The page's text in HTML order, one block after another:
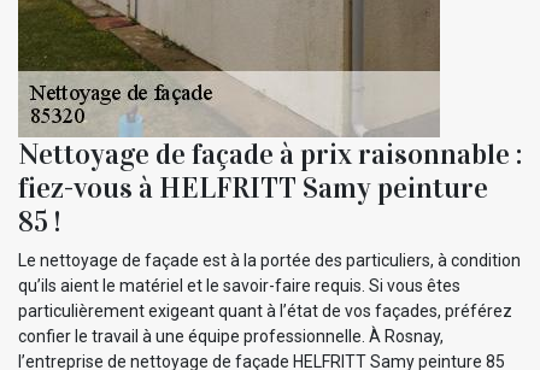
Nettoyage de façade à prix raisonnable :
fiez-vous à HELFRITT Samy peinture
85 !
Le nettoyage de façade est à la portée des particuliers, à condition
qu’ils aient le matériel et le savoir-faire requis. Si vous êtes
particulièrement exigeant quant à l’état de vos façades, préférez
confier le travail à une équipe professionnelle. À Rosnay,
l’entreprise de nettoyage de façade HELFRITT Samy peinture 85